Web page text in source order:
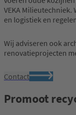
VEKA
en logistiek en
Wij adviseren ook
renovatieprojecten
Contact
Promoot